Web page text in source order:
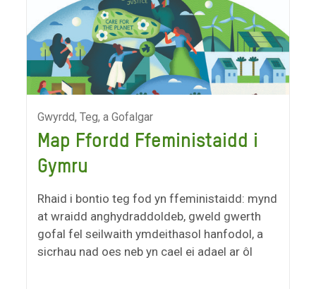
Gwyrdd, Teg, a Gofalgar
Map Ffordd Ffeministaidd i
Gymru
Rhaid i bontio teg fod yn ffeministaidd: mynd
at wraidd anghydraddoldeb, gweld gwerth
gofal fel seilwaith ymdeithasol hanfodol, a
sicrhau nad oes neb yn cael ei adael ar ôl